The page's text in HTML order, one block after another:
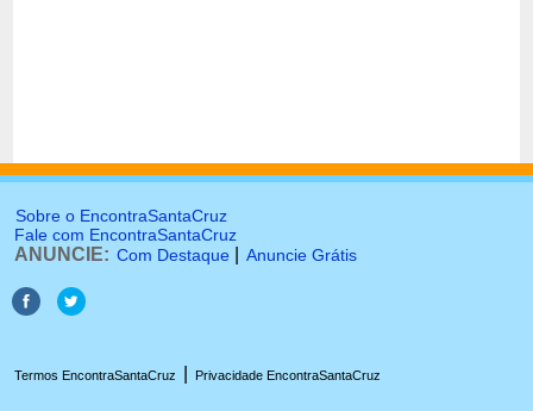
Sobre o EncontraSantaCruz
Fale com EncontraSantaCruz
ANUNCIE: Com Destaque Anuncie Grátis
Termos EncontraSantaCruz Privacidade EncontraSantaCruz